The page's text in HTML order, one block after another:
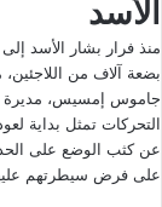
الأسد
منذ فرار بشار الأسد
بضعة آلاف من
جاموس إمسيس، مديرة
التحركات تمثل بداية
عن كثب الوضع على
على فرض سيطرتهم